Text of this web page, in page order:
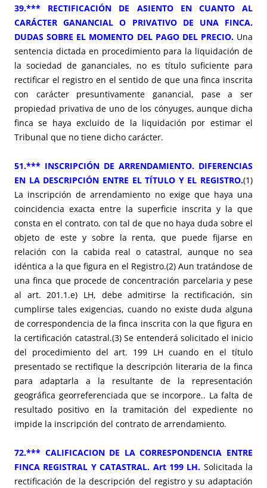
39.*** RECTIFICACIÓN DE ASIENTO EN CUANTO AL
CARÁCTER GANANCIAL O PRIVATIVO DE UNA FINCA.
DUDAS SOBRE EL MOMENTO DEL PAGO DEL PRECIO. Una
sentencia dictada en procedimiento para la liquidación de
la sociedad de gananciales, no es título suficiente para
rectificar el registro en el sentido de que una finca inscrita
con carácter presuntivamente ganancial, pase a ser
propiedad privativa de uno de los cónyuges, aunque dicha
finca se haya excluido de la liquidación por estimar el
Tribunal que no tiene dicho carácter.
51.*** INSCRIPCIÓN DE ARRENDAMIENTO. DIFERENCIAS
EN LA DESCRIPCIÓN ENTRE EL TÍTULO Y EL REGISTRO.(1)
La inscripción de arrendamiento no exige que haya una
coincidencia exacta entre la superficie inscrita y la que
consta en el contrato, con tal de que no haya duda sobre el
objeto de este y sobre la renta, que puede fijarse en
relación con la cabida real o catastral, aunque no sea
idéntica a la que figura en el Registro.(2) Aun tratándose de
una finca que procede de concentración parcelaria y pese
al art. 201.1.e) LH, debe admitirse la rectificación, sin
cumplirse tales exigencias, cuando no existe duda alguna
de correspondencia de la finca inscrita con la que figura en
la certificación catastral.(3) Se entenderá solicitado el inicio
del procedimiento del art. 199 LH cuando en el título
presentado se rectifique la descripción literaria de la finca
para adaptarla a la resultante de la representación
geográfica georreferenciada que se incorpore.. La falta de
resultado positivo en la tramitación del expediente no
impide la inscripción del contrato de arrendamiento.
72.*** CALIFICACION DE LA CORRESPONDENCIA ENTRE
FINCA REGISTRAL Y CATASTRAL. Art 199 LH. Solicitada la
rectificación de la descripción del registro y su adaptación